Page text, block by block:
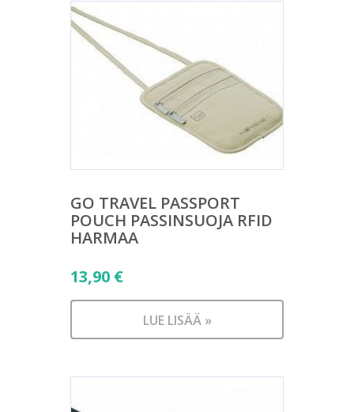
GO TRAVEL PASSPORT
POUCH PASSINSUOJA RFID
HARMAA
13,90 €
LUE LISÄÄ »